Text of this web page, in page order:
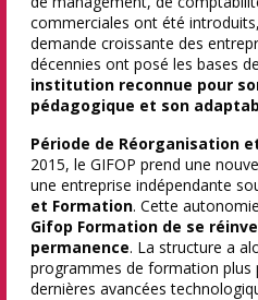
commerciales ont été
demande croissante des
décennies ont posé les bases
institution reconnue pour
pédagogique et son
Période de Réorganisation
2015, le GIFOP prend une
une entreprise indépendante
et Formation. Cette
Gifop Formation de se
permanence. La structure a
programmes de formation plus
dernières avancées